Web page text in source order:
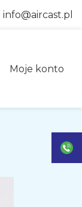
info@aircast.pl
Moje konto